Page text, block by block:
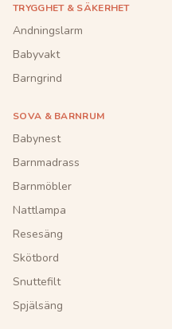
TRYGGHET & SÄKERHET
Andningslarm
Babyvakt
Barngrind
SOVA & BARNRUM
Babynest
Barnmadrass
Barnmöbler
Nattlampa
Resesäng
Skötbord
Snuttefilt
Spjälsäng